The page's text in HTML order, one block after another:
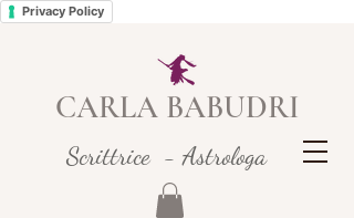
Privacy Policy
CARLA BABUDRI
Scrittrice - Astrologa